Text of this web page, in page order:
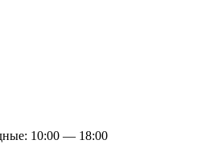
10:00 — 18:00